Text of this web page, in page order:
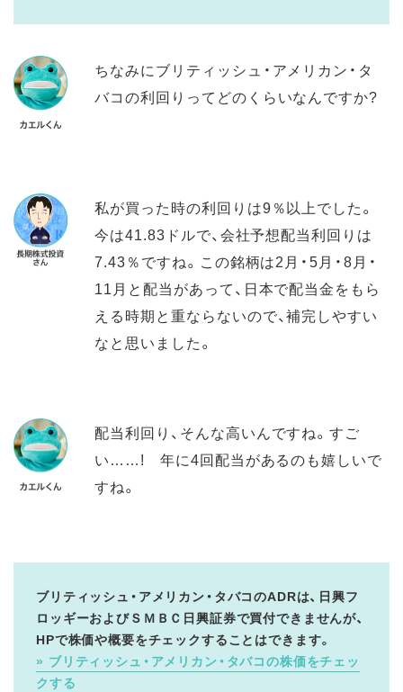
ちなみにブリティッシュ・アメリカン・タ
バコの利回りってどのくらいなんですか?
私が買った時の利回りは9％以上でした。
今は41.83ドルで、会社予想配当利回りは
7.43％ですね。この銘柄は2月・5月・8月・
11月と配当があって、日本で配当金をもら
える時期と重ならないので、補完しやすい
なと思いました。
配当利回り、そんな高いんですね。すご
い……! 年に4回配当があるのも嬉しいで
すね。
ブリティッシュ・アメリカン・タバコのADRは、日興フ
ロッギーおよびＳＭＢＣ日興証券で買付できませんが、
HPで株価や概要をチェックすることはできます。
ブリティッシュ・アメリカン・タバコの株価をチェッ
クする